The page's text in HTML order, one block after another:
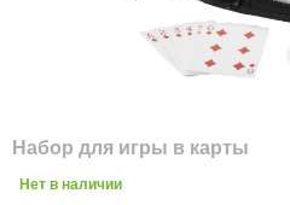
Набор для игры в карты
Нет в наличии